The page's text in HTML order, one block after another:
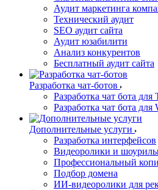
Аудит маркетинга
Технический аудит
SEO аудит сайта
Аудит юзабилити
Анализ конкурентов
Бесплатный аудит сайта
Разработка чат-ботов
Разработка чат бота для
Разработка чат бота для
Дополнительные услуги
Разработка интерфейсов
Видеоролики и
Профессиональный
Подбор домена
ИИ-видеоролики для